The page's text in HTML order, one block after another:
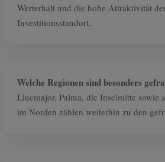
Werterhalt und die hohe Attraktivität
Investitionsstandort.
Welche Regionen sind besonders
Llucmajor, Palma, die Inselmitte sowie
im Norden zählen weiterhin zu den